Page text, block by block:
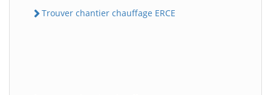
Trouver chantier chauffage ERCE